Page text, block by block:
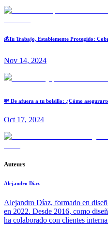
💰Tu Trabajo, Establemente Protegido:
Nov 14, 2024
💸 De afuera a tu bolsillo: ¿Cómo
Oct 17, 2024
Auteurs
Alejandro Diaz
Alejandro Díaz, formado en
en 2022. Desde 2016, como
ha colaborado con clientes